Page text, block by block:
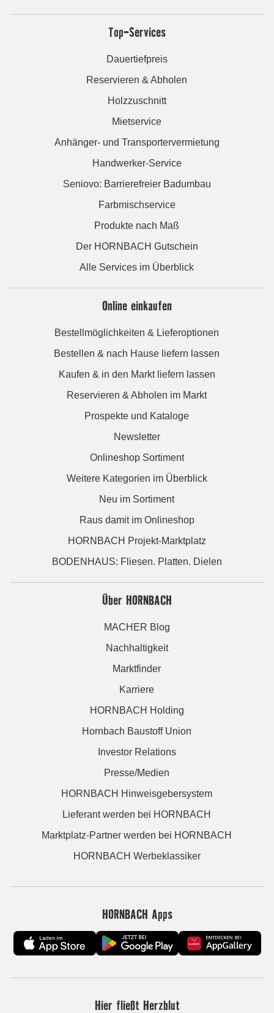
Top-Services
Dauertiefpreis
Reservieren & Abholen
Holzzuschnitt
Mietservice
Anhänger- und Transportervermietung
Handwerker-Service
Seniovo: Barrierefreier Badumbau
Farbmischservice
Produkte nach Maß
Der HORNBACH Gutschein
Alle Services im Überblick
Online einkaufen
Bestellmöglichkeiten & Lieferoptionen
Bestellen & nach Hause liefern lassen
Kaufen & in den Markt liefern lassen
Reservieren & Abholen im Markt
Prospekte und Kataloge
Newsletter
Onlineshop Sortiment
Weitere Kategorien im Überblick
Neu im Sortiment
Raus damit im Onlineshop
HORNBACH Projekt-Marktplatz
BODENHAUS: Fliesen. Platten. Dielen
Über HORNBACH
MACHER Blog
Nachhaltigkeit
Marktfinder
Karriere
HORNBACH Holding
Hornbach Baustoff Union
Investor Relations
Presse/Medien
HORNBACH Hinweisgebersystem
Lieferant werden bei HORNBACH
Marktplatz-Partner werden bei HORNBACH
HORNBACH Werbeklassiker
HORNBACH Apps
Hier fließt Herzblut